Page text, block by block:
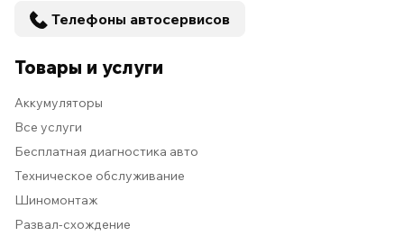
Телефоны автосервисов
Товары и услуги
Аккумуляторы
Все услуги
Бесплатная диагностика авто
Техническое обслуживание
Шиномонтаж
Развал-схождение